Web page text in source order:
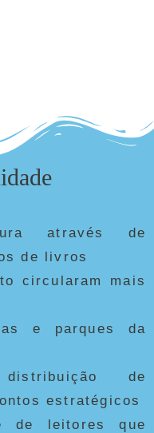
através de
de livros
circularam mais
e parques da
de
estratégicos
de leitores que